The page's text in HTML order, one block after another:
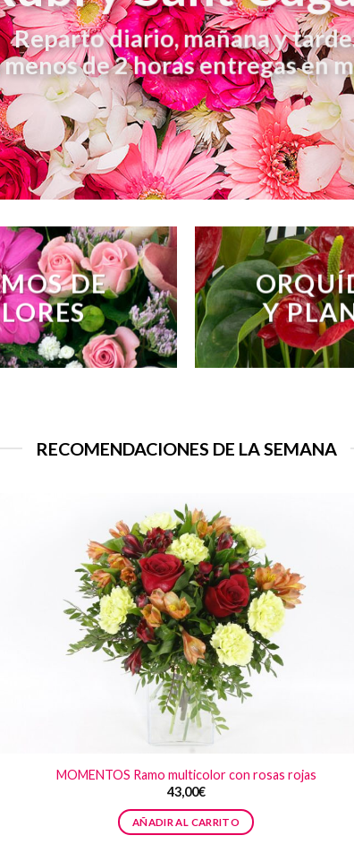
Reparto diario, mañana y
menos de 2 horas entregas en
DE
Y
RECOMENDACIONES DE LA SEMANA
MOMENTOS Ramo multicolor con rosas rojas
43,00€
AÑADIR AL CARRITO